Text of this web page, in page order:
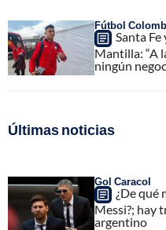
Fútbol
Santa
Mantilla: “A
ningún
Últimas noticias
Gol Caracol
¿De qué
Messi?; hay
argentino